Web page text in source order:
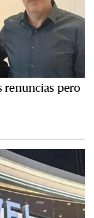
renuncias pero